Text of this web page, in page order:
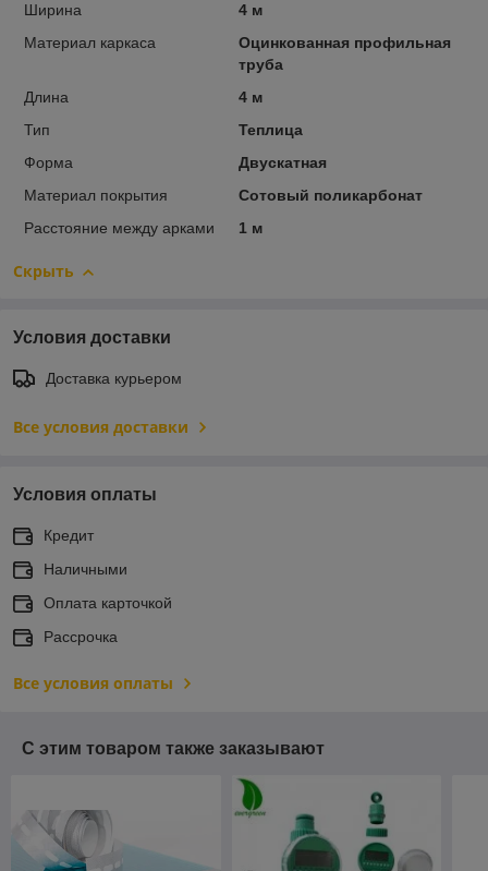
Ширина
4 м
Материал каркаса
Оцинкованная профильная
труба
Длина
4 м
Тип
Теплица
Форма
Двускатная
Материал покрытия
Сотовый поликарбонат
Расстояние между арками
1 м
Скрыть
Условия доставки
Доставка курьером
Все условия доставки
Условия оплаты
Кредит
Наличными
Оплата карточкой
Рассрочка
Все условия оплаты
С этим товаром также заказывают